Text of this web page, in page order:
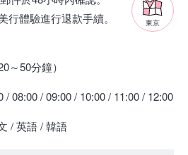
東京
體驗進行退款手續。
～50分鐘）
/ 08:00 / 09:00 / 10:00 / 11:00 / 12:00
/ 英語 / 韓語